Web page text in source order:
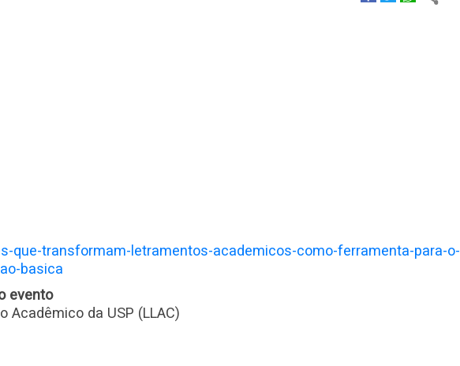
que-transformam-letramentos-academicos-como-ferramenta-para-o-
basica
evento
Acadêmico da USP (LLAC)